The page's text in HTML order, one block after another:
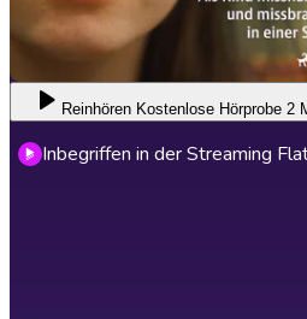
Reinhören Kostenlose Hörprobe 2
Inbegriffen in der Streaming